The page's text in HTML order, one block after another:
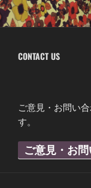
CONTACT US
ご意見・お問い
す。
ご意見・お